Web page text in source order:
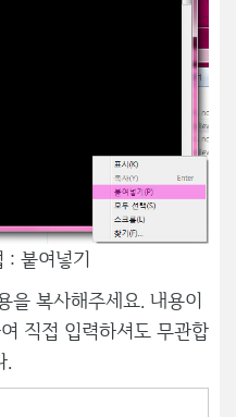
: 붙여넣기
을 복사해주세요. 내용이
직접 입력하셔도 무관합
.